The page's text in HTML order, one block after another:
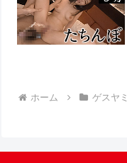
ホーム ゲスヤミ